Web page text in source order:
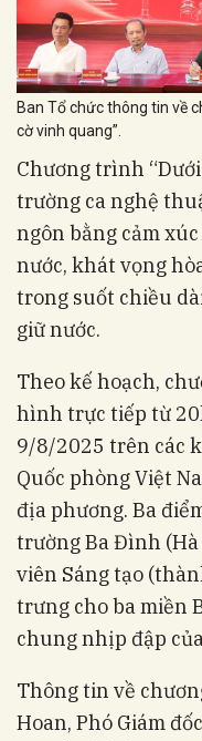
Ban Tổ chức thông tin về
cờ vinh quang”.
Chương trình
trường ca nghệ
ngôn bằng cảm
nước, khát vọng
trong suốt chiều
giữ nước.
Theo kế hoạch,
hình trực tiếp từ
9/8/2025 trên các
Quốc phòng Việt
địa phương. Ba
trường Ba Đình (Hà
viên Sáng tạo
trưng cho ba miền
chung nhịp đập
Thông tin về
Hoan, Phó Giám